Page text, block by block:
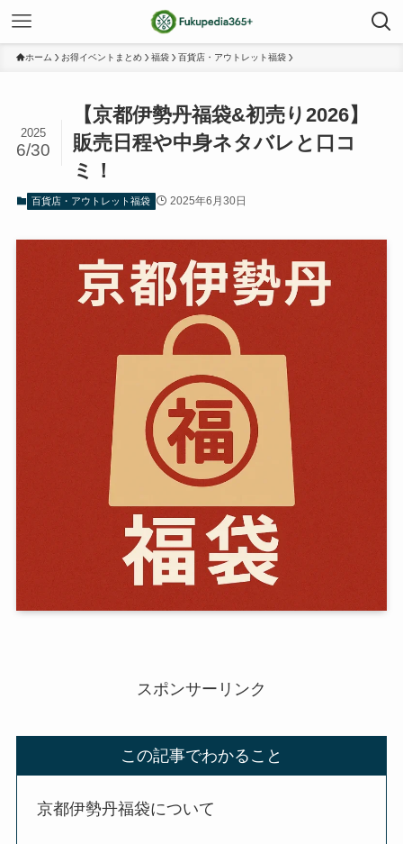
ホーム お得イベントまとめ 福袋 百貨店・アウトレット福袋
【京都伊勢丹福袋&初売り2026】
販売日程や中身ネタバレと口コ
ミ！
2025
6/30
百貨店・アウトレット福袋 2025年6月30日
スポンサーリンク
この記事でわかること
京都伊勢丹福袋について